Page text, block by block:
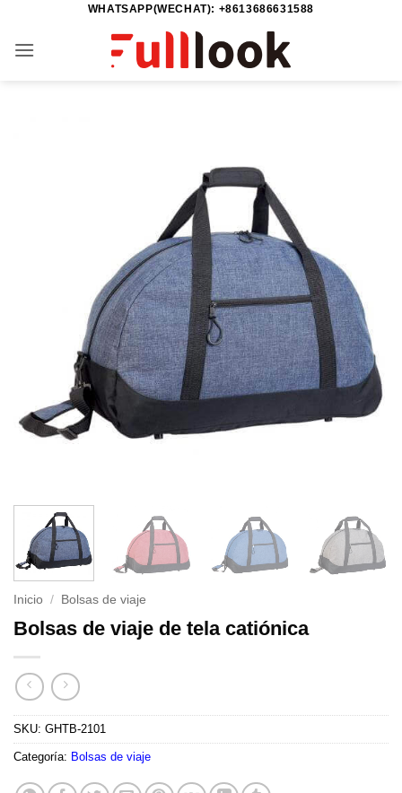
contenido
WHATSAPP(WECHAT): +8613686631588
Inicio / Bolsas de viaje
Bolsas de viaje de tela catiónica
SKU: GHTB-2101
Categoría: Bolsas de viaje